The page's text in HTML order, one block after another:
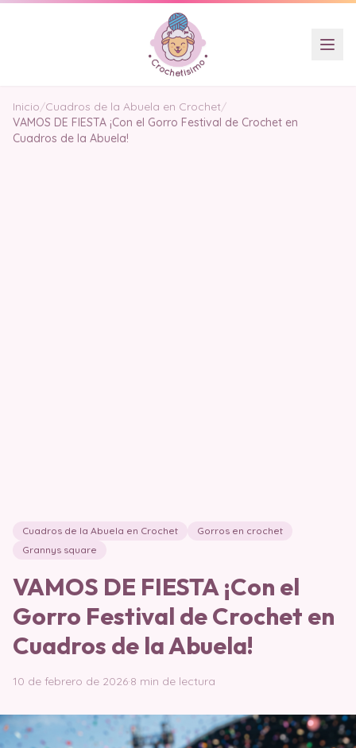
Inicio/Cuadros de la Abuela en Crochet/
VAMOS DE FIESTA ¡Con el Gorro Festival de Crochet en
Cuadros de la Abuela!
Cuadros de la Abuela en Crochet
Gorros en crochet
Grannys square
VAMOS DE FIESTA ¡Con el
Gorro Festival de Crochet en
Cuadros de la Abuela!
10 de febrero de 2026·8 min de lectura